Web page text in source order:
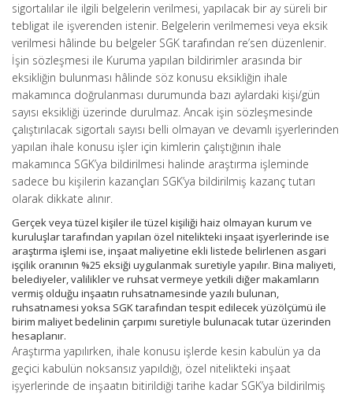
sigortalılar ile ilgili belgelerin verilmesi, yapılacak bir ay süreli bir
tebligat ile işverenden istenir. Belgelerin verilmemesi veya eksik
verilmesi hâlinde bu belgeler SGK tarafından re’sen düzenlenir.
İşin sözleşmesi ile Kuruma yapılan bildirimler arasında bir
eksikliğin bulunması hâlinde söz konusu eksikliğin ihale
makamınca doğrulanması durumunda bazı aylardaki kişi/gün
sayısı eksikliği üzerinde durulmaz. Ancak işin sözleşmesinde
çalıştırılacak sigortalı sayısı belli olmayan ve devamlı işyerlerinden
yapılan ihale konusu işler için kimlerin çalıştığının ihale
makamınca SGK’ya bildirilmesi halinde araştırma işleminde
sadece bu kişilerin kazançları SGK’ya bildirilmiş kazanç tutarı
olarak dikkate alınır.
Gerçek veya tüzel kişiler ile tüzel kişiliği haiz olmayan kurum ve
kuruluşlar tarafından yapılan özel nitelikteki inşaat işyerlerinde ise
araştırma işlemi ise, inşaat maliyetine ekli listede belirlenen asgari
işçilik oranının %25 eksiği uygulanmak suretiyle yapılır. Bina maliyeti,
belediyeler, valilikler ve ruhsat vermeye yetkili diğer makamların
vermiş olduğu inşaatın ruhsatnamesinde yazılı bulunan,
ruhsatnamesi yoksa SGK tarafından tespit edilecek yüzölçümü ile
birim maliyet bedelinin çarpımı suretiyle bulunacak tutar üzerinden
hesaplanır.
Araştırma yapılırken, ihale konusu işlerde kesin kabulün ya da
geçici kabulün noksansız yapıldığı, özel nitelikteki inşaat
işyerlerinde de inşaatın bitirildiği tarihe kadar SGK’ya bildirilmiş